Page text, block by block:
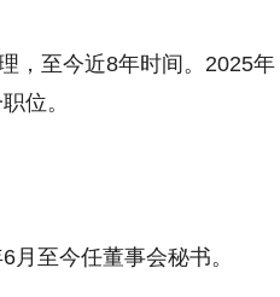
，至今近8年时间。2025年
位。
至今任董事会秘书。